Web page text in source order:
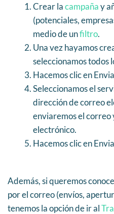
Crear lacampañay
(potenciales,
medio de unfiltro.
Una vez hayamos
seleccionamos todos
Hacemos clic en
Seleccionamos el
dirección de correo
enviaremos el
electrónico.
Hacemos clic en
Además, si queremos
por el correo (envíos,
tenemos la opción de ir al